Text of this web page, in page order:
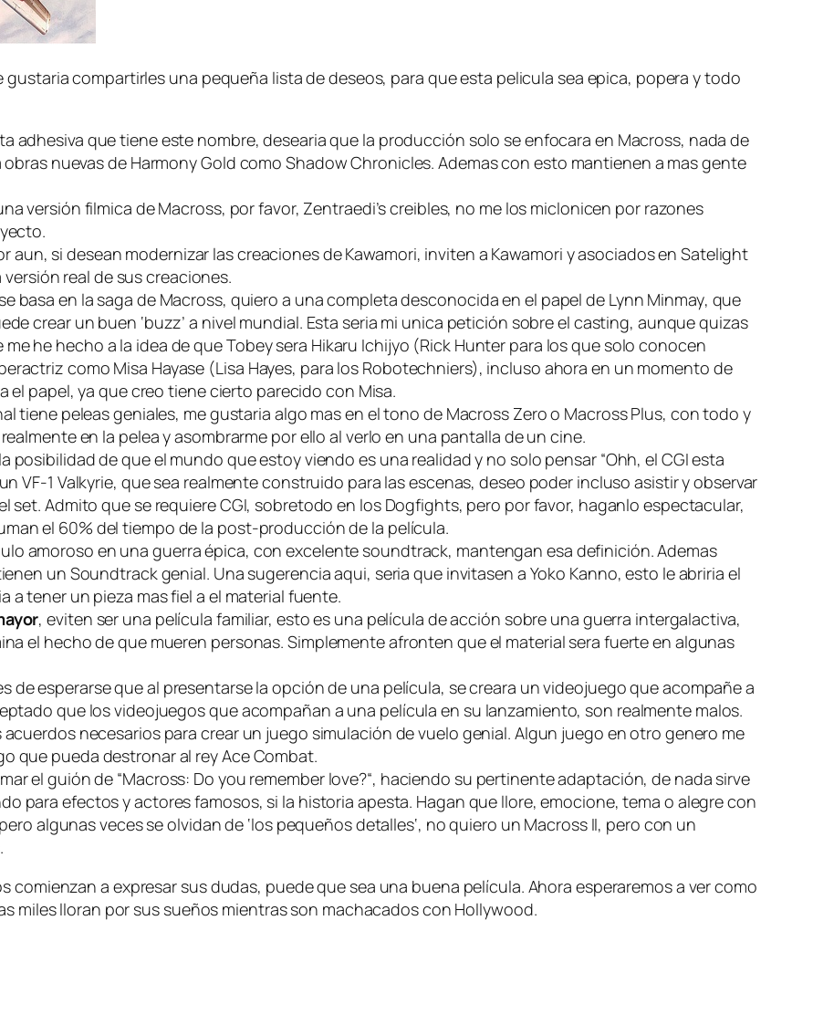
compartirles una pequeña lista de deseos, para que esta pelicula sea epica, popera y todo
adhesiva que tiene este nombre, desearia que la producción solo se enfocara en Macross, nada de
obras nuevas de Harmony Gold como Shadow Chronicles. Ademas con esto mantienen a mas gente
versión filmica de Macross, por favor, Zentraedi’s creibles, no me los miclonicen por razones
aun, si desean modernizar las creaciones de Kawamori, inviten a Kawamori y asociados en Satelight
real de sus creaciones.
basa en la saga de Macross, quiero a una completa desconocida en el papel de Lynn Minmay, que
crear un buen ‘buzz’ a nivel mundial. Esta seria mi unica petición sobre el casting, aunque quizas
he hecho a la idea de que Tobey sera Hikaru Ichijyo (Rick Hunter para los que solo conocen
como Misa Hayase (Lisa Hayes, para los Robotechniers), incluso ahora en un momento de
el papel, ya que creo tiene cierto parecido con Misa.
tiene peleas geniales, me gustaria algo mas en el tono de Macross Zero o Macross Plus, con todo y
en la pelea y asombrarme por ello al verlo en una pantalla de un cine.
posibilidad de que el mundo que estoy viendo es una realidad y no solo pensar “Ohh, el CGI esta
VF-1 Valkyrie, que sea realmente construido para las escenas, deseo poder incluso asistir y observar
set. Admito que se requiere CGI, sobretodo en los Dogfights, pero por favor, haganlo espectacular,
el 60% del tiempo de la post-producción de la película.
amoroso en una guerra épica, con excelente soundtrack, mantengan esa definición. Ademas
un Soundtrack genial. Una sugerencia aqui, seria que invitasen a Yoko Kanno, esto le abriria el
a tener un pieza mas fiel a el material fuente.
, eviten ser una película familiar, esto es una película de acción sobre una guerra intergalactiva,
el hecho de que mueren personas. Simplemente afronten que el material sera fuerte en algunas
de esperarse que al presentarse la opción de una película, se creara un videojuego que acompañe a
que los videojuegos que acompañan a una película en su lanzamiento, son realmente malos.
necesarios para crear un juego simulación de vuelo genial. Algun juego en otro genero me
que pueda destronar al rey Ace Combat.
el guión de “Macross: Do you remember love?“, haciendo su pertinente adaptación, de nada sirve
para efectos y actores famosos, si la historia apesta. Hagan que llore, emocione, tema o alegre con
algunas veces se olvidan de ‘los pequeños detalles‘, no quiero un Macross II, pero con un
comienzan a expresar sus dudas, puede que sea una buena película. Ahora esperaremos a ver como
miles lloran por sus sueños mientras son machacados con Hollywood.